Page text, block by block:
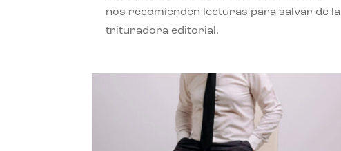
nos recomienden lecturas para salvar de la
trituradora editorial.